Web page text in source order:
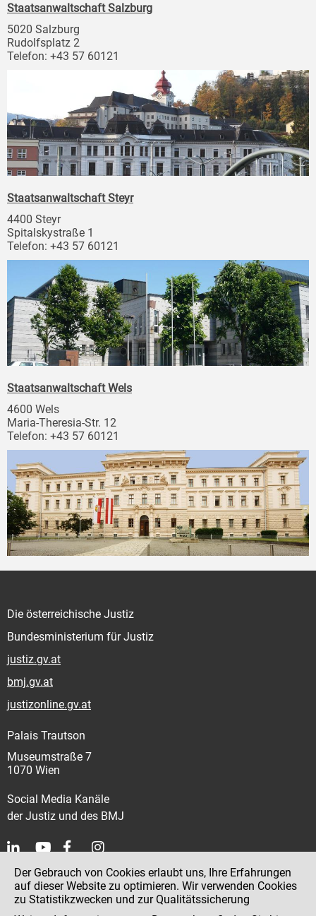
Staatsanwaltschaft Salzburg
5020 Salzburg
Rudolfsplatz 2
Telefon: +43 57 60121
Staatsanwaltschaft Steyr
4400 Steyr
Spitalskystraße 1
Telefon: +43 57 60121
Staatsanwaltschaft Wels
4600 Wels
Maria-Theresia-Str. 12
Telefon: +43 57 60121
Die österreichische Justiz
Bundesministerium für Justiz
justiz.gv.at
bmj.gv.at
justizonline.gv.at
Palais Trautson
Museumstraße 7
1070 Wien
Social Media Kanäle
der Justiz und des BMJ
Kontakt
Impressum
Der Gebrauch von Cookies erlaubt uns, Ihre Erfahrungen
auf dieser Website zu optimieren. Wir verwenden Cookies
zu Statistikzwecken und zur Qualitätssicherung